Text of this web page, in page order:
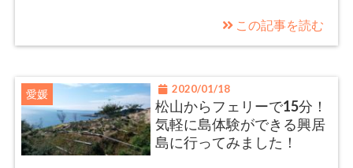
この記事を読む
愛媛 2020/01/18
松山からフェリーで15分！
気軽に島体験ができる興居
島に行ってみました！